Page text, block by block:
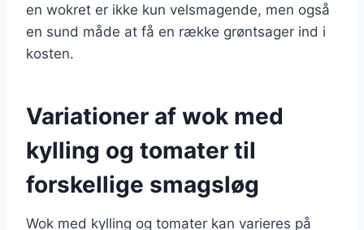
en wokret er ikke kun velsmagende, men også
en sund måde at få en række grøntsager ind i
kosten.
Variationer af wok med
kylling og tomater til
forskellige smagsløg
Wok med kylling og tomater kan varieres på